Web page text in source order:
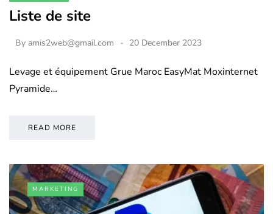
Liste de site
By amis2web@gmail.com 20 December 2023
Levage et équipement Grue Maroc EasyMat Moxinternet
Pyramide…
READ MORE
MARKETING